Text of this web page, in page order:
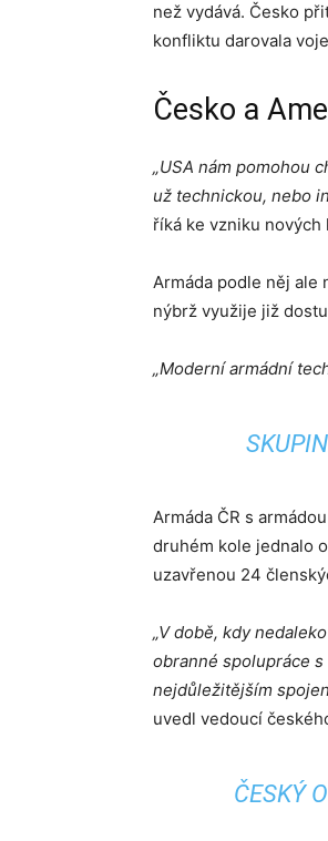
než vydává. Česko
konfliktu darovala
Česko a
„USA nám pomohou
už technickou, nebo
říká ke vzniku
Armáda podle něj ale
nýbrž využije již
„Moderní armádní
Armáda ČR s
druhém kole jednalo
uzavřenou 24
„V době, kdy
obranné spolupráce
nejdůležitějším
uvedl vedoucí
ČESKÝ